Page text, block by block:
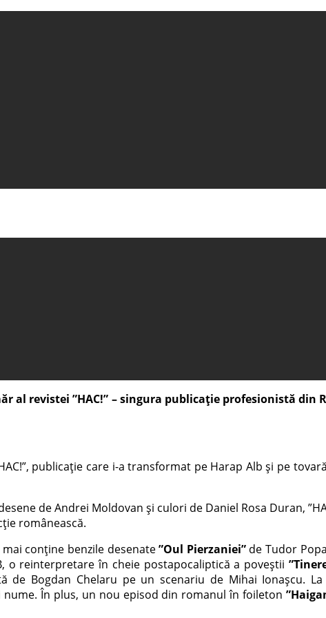
al revistei ”HAC!” –singura publicație profesionistă din
publicație care i-a transformat pe Harap Alb și pe
de Andrei Moldovan și culori de Daniel Rosa Duran,
românească.
conține benzile desenate”Oul Pierzaniei”de Tudor
o reinterpretare în cheie postapocaliptică a poveștii
de Bogdan Chelaru pe un scenariu de Mihai Ionașcu.
nume. În plus, un nou episod din romanul în foileton